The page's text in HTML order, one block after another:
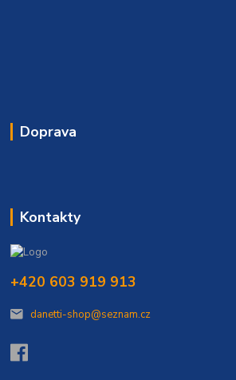
Doprava
Kontakty
+420 603 919 913
danetti-shop@seznam.cz